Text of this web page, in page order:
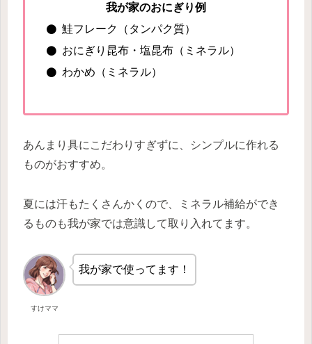
我が家のおにぎり例
鮭フレーク（タンパク質）
おにぎり昆布・塩昆布（ミネラル）
わかめ（ミネラル）
あんまり具にこだわりすぎずに、シンプルに作れる
ものがおすすめ。
夏には汗もたくさんかくので、ミネラル補給ができ
るものも我が家では意識して取り入れてます。
すけママ
我が家で使ってます！